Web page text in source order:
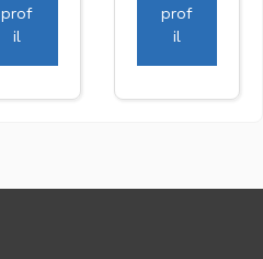
prof
il
prof
il